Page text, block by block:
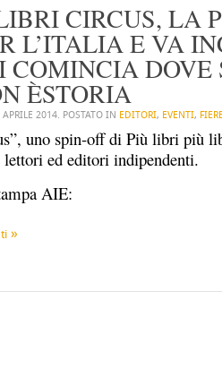
CIRCUS, LA
L’ITALIA E VA
COMINCIA
ÈSTORIA
APRILE 2014. POSTATO IN EDITORI, EVENTI,
uno spin-off di Più libri più
ed editori indipendenti.
AIE: